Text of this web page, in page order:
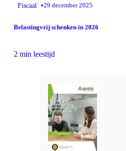
Fiscaal •29 december 2025
Belastingvrij schenken in 2026
2 min leestijd